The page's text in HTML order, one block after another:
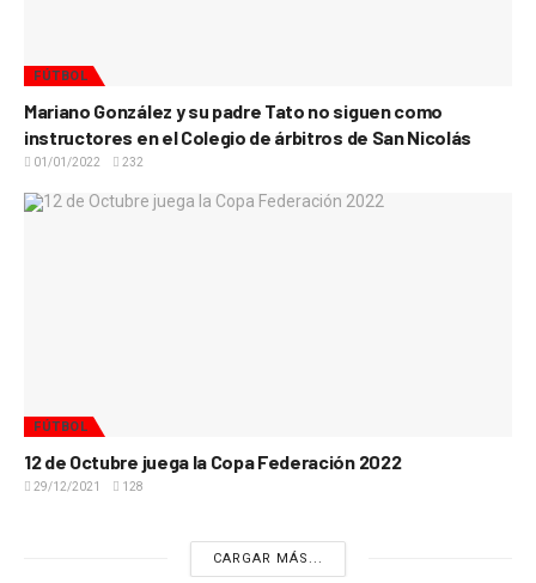
FÚTBOL
Mariano González y su padre Tato no siguen como
instructores en el Colegio de árbitros de San Nicolás
01/01/2022 232
FÚTBOL
12 de Octubre juega la Copa Federación 2022
29/12/2021 128
CARGAR MÁS...